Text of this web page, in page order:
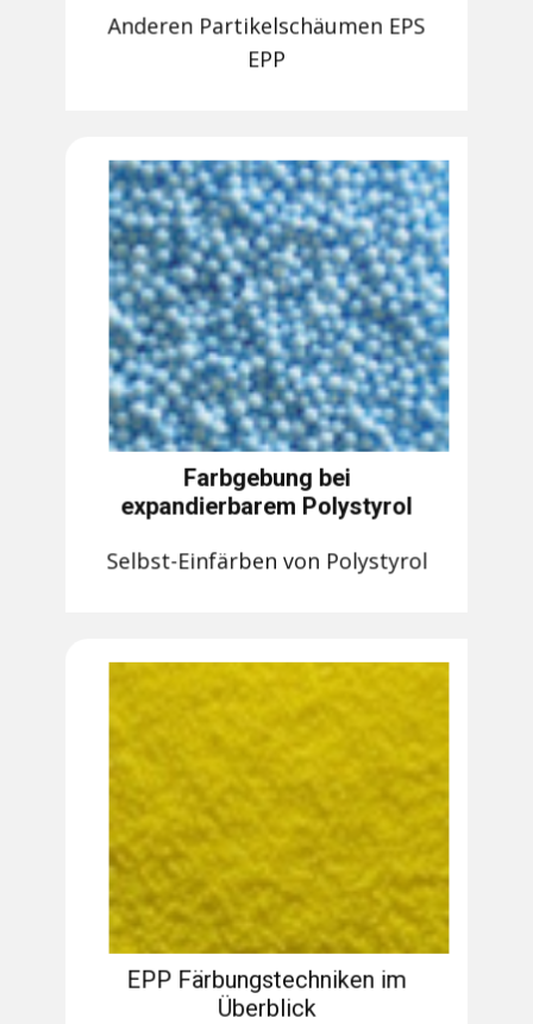
Anderen Partikelschäumen EPS
EPP
Farbgebung bei
expandierbarem Polystyrol
Selbst-Einfärben von Polystyrol
EPP Färbungstechniken im
Überblick